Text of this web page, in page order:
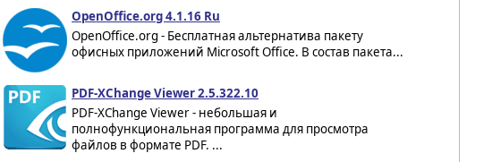
OpenOffice.org 4.1.16 Ru
OpenOffice.org - Бесплатная альтернатива пакету
офисных приложений Microsoft Office. В состав пакета...
PDF-XChange Viewer 2.5.322.10
PDF-XChange Viewer - небольшая и
полнофункциональная программа для просмотра
файлов в формате PDF. ...